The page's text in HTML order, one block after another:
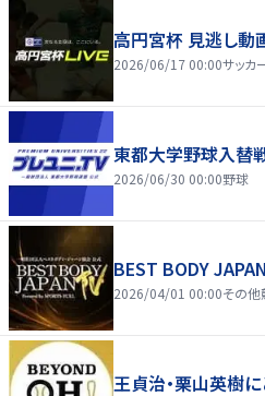
高円宮杯 見逃し動
2026/06/17 00:00サッカ
東都大学野球入替
2026/06/30 00:00野球
BEST BODY
2026/04/01 00:00その他
王貞治・栗山英樹